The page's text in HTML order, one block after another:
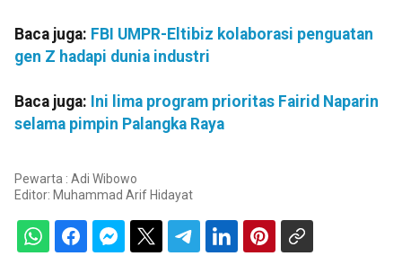
Baca juga: FBI UMPR-Eltibiz kolaborasi penguatan
gen Z hadapi dunia industri
Baca juga: Ini lima program prioritas Fairid Naparin
selama pimpin Palangka Raya
Pewarta : Adi Wibowo
Editor: Muhammad Arif Hidayat